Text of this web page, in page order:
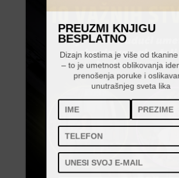
PREUZMI KNJIGU
BESPLATNO
Dizajn kostima je više od
– to je umetnost oblikovanja
prenošenja poruke i
unutrašnjeg sveta lika